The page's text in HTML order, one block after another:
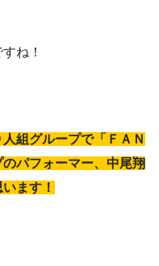
ね！
組グループで「ＦＡＮ
パフォーマー、中尾翔
ます！